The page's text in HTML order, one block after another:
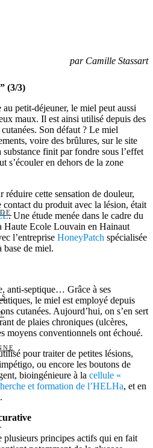
par Camille Stassart
(3/3)
petit-déjeuner, le miel peut aussi
maux. Il est ainsi utilisé depuis des
Son défaut ? Le miel
voire des brûlures, sur le site
substance finit par fondre sous l’effet
s’écouler en dehors de la zone
cette sensation de douleur,
contact du produit avec la lésion, était
. Une étude menée dans le cadre du
Haute Ecole Louvain en Hainaut
l’entreprise HoneyPatch spécialisée
base de miel.
anti-septique… Grâce à ses
le miel est employé depuis
cutanées. Aujourd’hui, on s’en sert
de plaies chroniques (ulcères,
moyens conventionnels ont échoué.
pour traiter de petites lésions,
ou encore les boutons de
bioingénieure à la cellule «
et formation de l’HELHa, et en
plusieurs principes actifs qui en fait